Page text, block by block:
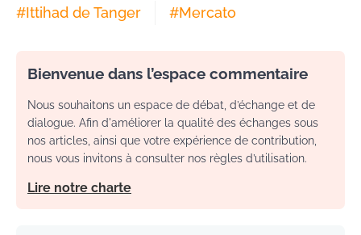
#Ittihad de Tanger #Mercato
Bienvenue dans l’espace commentaire
Nous souhaitons un espace de débat, d’échange et de
dialogue. Afin d'améliorer la qualité des échanges sous
nos articles, ainsi que votre expérience de contribution,
nous vous invitons à consulter nos règles d’utilisation.
Lire notre charte